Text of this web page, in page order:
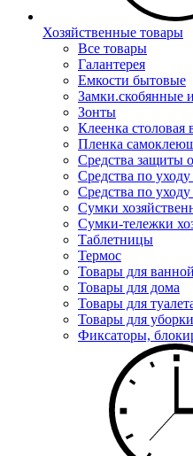
Хозяйственные товары
Все товары
Галантерея
Емкости бытовые
Замки.скобянные
Зонты
Клеенка столовая
Пленка
Средства защиты
Средства по
Средства по
Сумки
Сумки-тележки
Таблетницы
Термос
Товары для
Товары для дома
Товары для
Товары для уборки
Фиксаторы,